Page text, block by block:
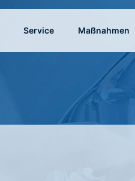
Service Maßnahmen